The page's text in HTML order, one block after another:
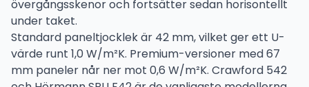
övergångsskenor och fortsätter sedan horisontellt
under taket.
Standard paneltjocklek är 42 mm, vilket ger ett U-
värde runt 1,0 W/m²K. Premium-versioner med 67
mm paneler når ner mot 0,6 W/m²K. Crawford 542